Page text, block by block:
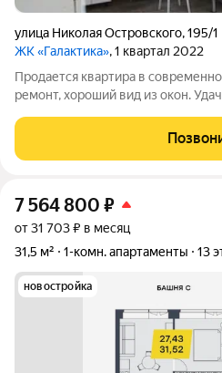
улица Николая Островского,195/1
ЖК «Галактика», 1 квартал 2022
Продается квартира в
ремонт, хороший вид из окон.
текущий формат или перекрыть
комнату из зоны прихожей.
7 564 800 ₽
от 31 703 ₽ в месяц
31,5 м²
1-комн. апартаменты 13
новостройка